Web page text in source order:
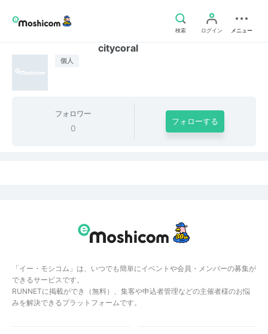
検索 ログイン メニュー
個人
citycoral
フォロワー
0
フォローする
「イー・モシコム」は、いつでも簡単にイベントや会員・メンバーの募集が
できるサービスです。
RUNNETに掲載ができ（無料）、集客や申込者管理などの主催者様のお悩
みを解決できるプラットフォームです。